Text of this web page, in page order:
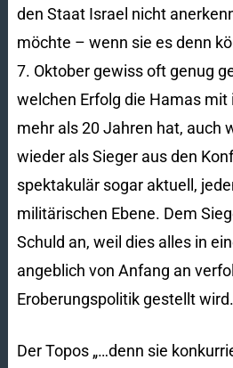
den Staat Israel nicht
möchte – wenn sie es denn
7. Oktober gewiss oft genug
welchen Erfolg die Hamas
mehr als 20 Jahren hat, auch
wieder als Sieger aus den
spektakulär sogar aktuell,
militärischen Ebene. Dem
Schuld an, weil dies alles in
angeblich von Anfang an
Eroberungspolitik gestellt wird.
Der Topos „…denn sie